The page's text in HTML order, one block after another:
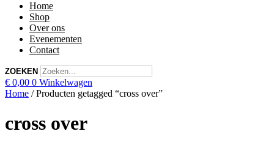
Home
Shop
Over ons
Evenementen
Contact
ZOEKEN
€ 0,00 0 Winkelwagen
Home / Producten getagged “cross over”
cross over